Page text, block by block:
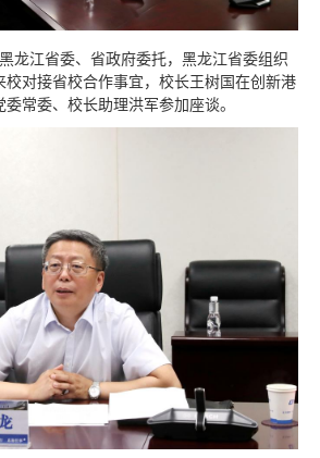
龙江省委、省政府委托，黑龙江省委组织
校对接省校合作事宜，校长王树国在创新港
常委、校长助理洪军参加座谈。